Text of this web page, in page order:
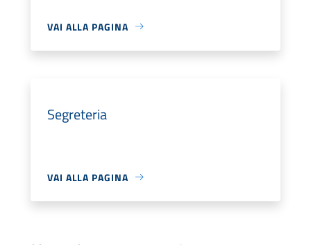
VAI ALLA PAGINA
Segreteria
VAI ALLA PAGINA